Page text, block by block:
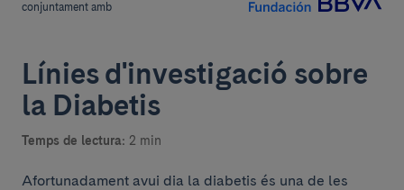
conjuntament amb
Línies d'investigació sobre
la Diabetis
Temps de lectura: 2 min
Afortunadament avui dia la diabetis és una de les